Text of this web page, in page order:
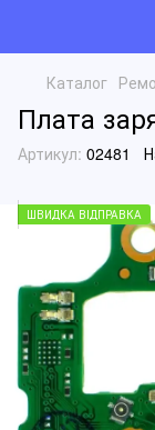
Каталог
Плата
Артикул: 02481
ШВИДКА ВІДПРАВКА